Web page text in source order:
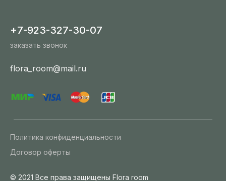
+7-923-327-30-07
Политика конфиденциальности
flora_room@mail.ru
Договор оферты
заказать звонок
© 2021 Все права защищены Flora room